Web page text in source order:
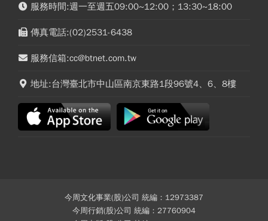
服務時間:週一至週五09:00~12:00；13:30~18:00
傳真電話:(02)2531-6438
服務信箱:cc@btnet.com.tw
地址:台灣臺北市中山區南京東路1段96號4、6、8樓
今周文化事業(股)公司 統編：12973387
今周行銷(股)公司 統編：27760904